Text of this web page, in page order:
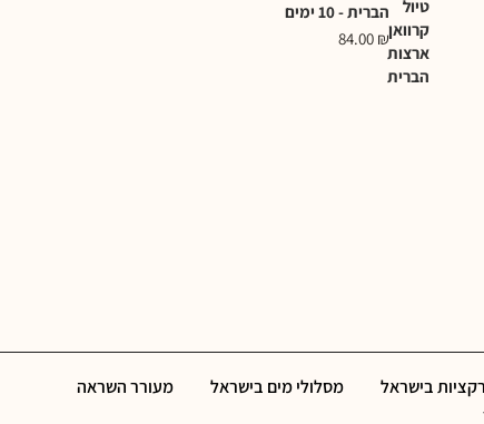
הברית - 10 ימים
84.00 ₪
בישראל מסלולי מים בישראל
מעורר השראה